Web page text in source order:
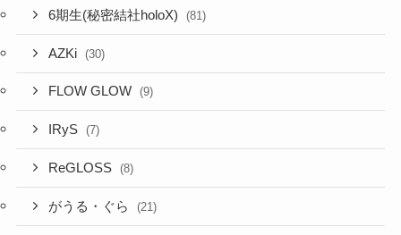
FLOW GLOW
(7)
がうる・ぐら
こぼ・かなえる
さくらみこ (72)